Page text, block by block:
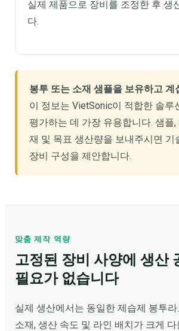
실제 제품으로 장비를 조정한 후 생
다.
봉투 또는 소재 샘플을 보유하고 계
이 정보는 VietSonic이 적합한 솔루
평가하는 데 가장 유용합니다. 샘플,
재 및 목표 생산량을 보내주시면 기
장비 구성을 제안합니다.
맞춤 제작 역량
고정된 장비 사양에 생산
필요가 없습니다
실제 생산에서는 동일한 제습제 봉투
소재, 생산 속도 및 라인 배치가 크게